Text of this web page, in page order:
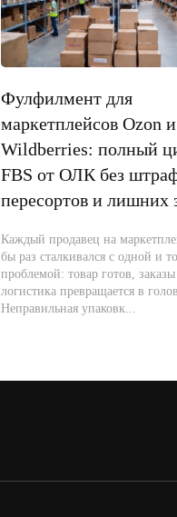
Фулфилмент для
маркетплейсов Ozon и
Wildberries: полный
FBS от ОЛК без
пересортов и лишних
Каждый продавец на
бы раз сталкивался с одной и
проблемой: товар готов, заказы
логистика превращается в
Неправильная упаковк...